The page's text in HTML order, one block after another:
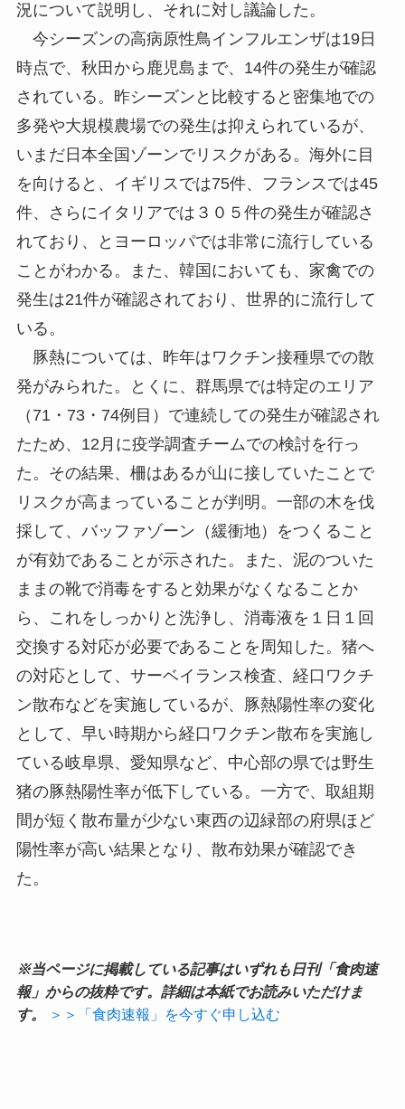
況について説明し、それに対し議論した。
今シーズンの高病原性鳥インフルエンザは19日
時点で、秋田から鹿児島まで、14件の発生が確認
されている。昨シーズンと比較すると密集地での
多発や大規模農場での発生は抑えられているが、
いまだ日本全国ゾーンでリスクがある。海外に目
を向けると、イギリスでは75件、フランスでは45
件、さらにイタリアでは３０５件の発生が確認さ
れており、とヨーロッパでは非常に流行している
ことがわかる。また、韓国においても、家禽での
発生は21件が確認されており、世界的に流行して
いる。
豚熱については、昨年はワクチン接種県での散
発がみられた。とくに、群馬県では特定のエリア
（71・73・74例目）で連続しての発生が確認され
たため、12月に疫学調査チームでの検討を行っ
た。その結果、柵はあるが山に接していたことで
リスクが高まっていることが判明。一部の木を伐
採して、バッファゾーン（緩衝地）をつくること
が有効であることが示された。また、泥のついた
ままの靴で消毒をすると効果がなくなることか
ら、これをしっかりと洗浄し、消毒液を１日１回
交換する対応が必要であることを周知した。猪へ
の対応として、サーベイランス検査、経口ワクチ
ン散布などを実施しているが、豚熱陽性率の変化
として、早い時期から経口ワクチン散布を実施し
ている岐阜県、愛知県など、中心部の県では野生
猪の豚熱陽性率が低下している。一方で、取組期
間が短く散布量が少ない東西の辺緑部の府県ほど
陽性率が高い結果となり、散布効果が確認でき
た。
※当ページに掲載している記事はいずれも日刊「食肉速
報」からの抜粋です。詳細は本紙でお読みいただけま
す。
＞＞「食肉速報」を今すぐ申し込む